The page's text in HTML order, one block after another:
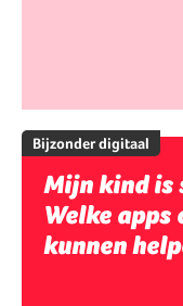
Bijzonder digitaal
Mijn kind is
Welke
kunnen